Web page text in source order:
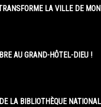
LA VILLE DE
AU GRAND-HÔTEL-DIEU !
LA BIBLIOTHÈQUE